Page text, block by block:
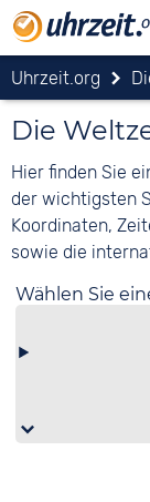
Uhrzeit.org
Die
Hier finden Sie
der wichtigsten
Koordinaten,
sowie die
Wählen Sie